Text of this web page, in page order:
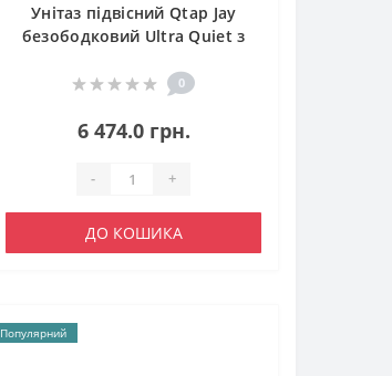
Унітаз підвісний Qtap Jay
безободковий Ultra Quiet з
QT07335177W
0
6 474.0 грн.
- +
ДО КОШИКА
Популярний